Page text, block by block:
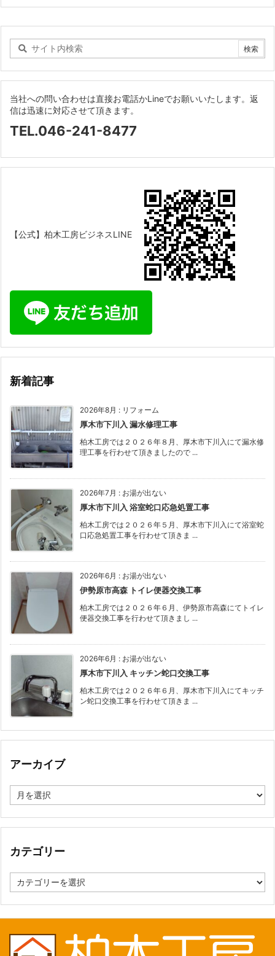
当社への問い合わせは直接お電話かLineでお願いいたします。返
信は迅速に対応させて頂きます。
TEL.046-241-8477
【公式】柏木工房ビジネスLINE
新着記事
2026年8月 : リフォーム
厚木市下川入 漏水修理工事
柏木工房では２０２６年８月、厚木市下川入にて漏水修
理工事を行わせて頂きましたので ...
2026年7月 : お湯が出ない
厚木市下川入 浴室蛇口応急処置工事
柏木工房では２０２６年５月、厚木市下川入にて浴室蛇
口応急処置工事を行わせて頂きま ...
2026年6月 : お湯が出ない
伊勢原市高森 トイレ便器交換工事
柏木工房では２０２６年６月、伊勢原市高森にてトイレ
便器交換工事を行わせて頂きまし ...
2026年6月 : お湯が出ない
厚木市下川入 キッチン蛇口交換工事
柏木工房では２０２６年６月、厚木市下川入にてキッチ
ン蛇口交換工事を行わせて頂きま ...
アーカイブ
ー
イ
カテゴリー
テ